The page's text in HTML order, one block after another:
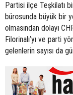
Partisi ilçe Teşkilatı
bürosunda büyük bir
olmasından dolayı
Filorinalı’yı ve parti
gelenlerin sayısı da